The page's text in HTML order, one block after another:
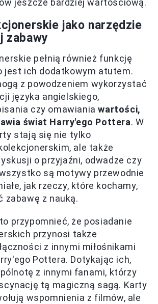
jeszcze bardziej wartościową.
jako narzędzie
zabawy
pełnią również funkcję
jest ich dodatkowym atutem.
z powodzeniem wykorzystać
języka angielskiego,
czy omawianiawartości,
świat Harry'ego Pottera. W
stają się nie tylko
ale także
o przyjaźni, odwadze czy
są motywy przewodnie
jak rzeczy, które kochamy,
zabawę z nauką.
przypomnieć, że posiadanie
przynosi także
z innymi miłośnikami
Pottera. Dotykając ich,
z innymi fanami, którzy
tą magiczną sagą. Karty
wspomnienia z filmów, ale